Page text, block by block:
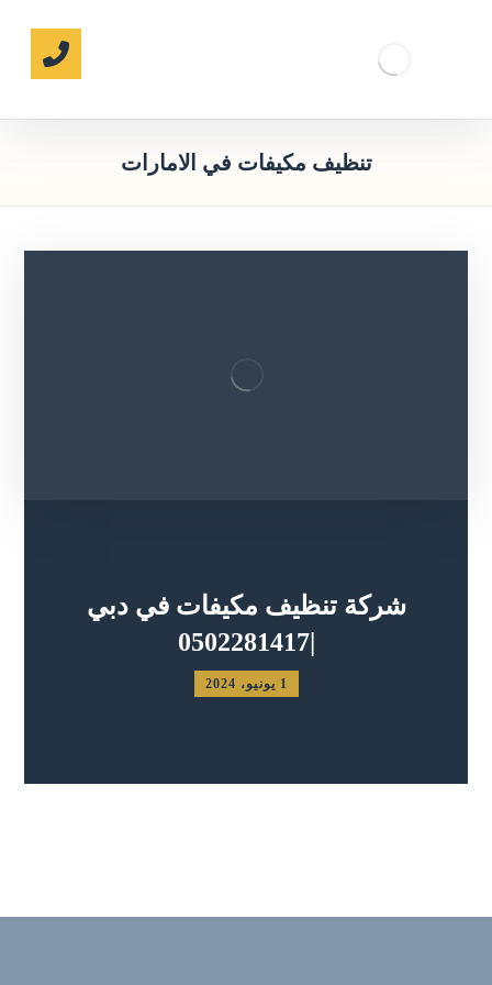
تنظيف مكيفات في الامارات
شركة تنظيف مكيفات في دبي
|0502281417
1 يونيو، 2024